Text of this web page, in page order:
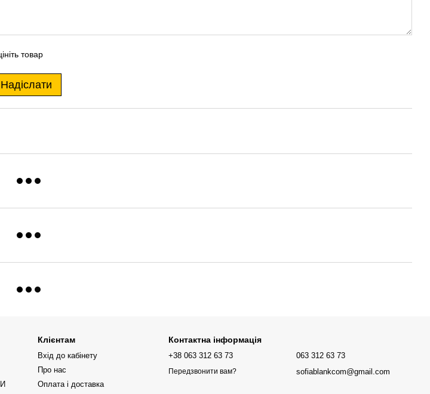
товар
Надіслати
Клієнтам
Вхід до кабінету
Про нас
Оплата і доставка
Контактна інформація
+38 063 312 63 73
Передзвонити вам?
063 312 63 73
sofiablankcom@gmail.com